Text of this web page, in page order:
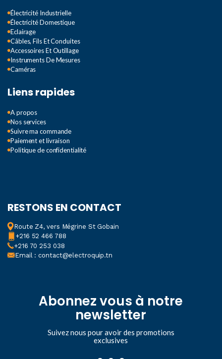
Électricité Industrielle
Électricité Domestique
Eclairage
Câbles, Fils Et Conduites
Accessoires Et Outillage
Instruments De Mesures
Caméras
Liens rapides
A propos
Nos services
Suivre ma commande
Paiement et livraison
Politique de confidentialité
RESTONS EN CONTACT
Route Z4, vers Mégrine St Gobain
+216 52 466 788
+216 70 253 038
Email : contact@electroquip.tn
Abonnez vous à notre
newsletter
Suivez nous pour avoir des promotions
exclusives